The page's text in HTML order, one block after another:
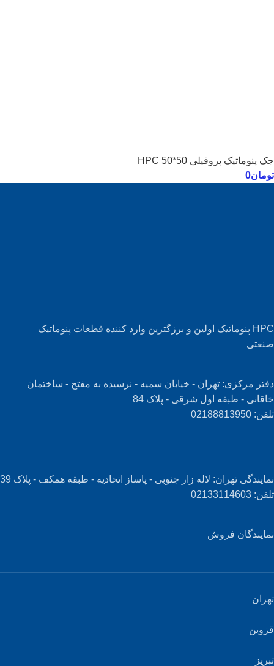
جک پنوماتیک پروفیلی 50*50 HPC
تومان0
HPC پنوماتیک اولین و برزگترین وارد کننده قطعات پنوماتیک
صنعتی
دفتر مرکزی: تهران - خیابان سمیه - نرسیده به مفتح - ساختمان
خاقانی - طبقه اول شرقی - پلاک 84
تلفن: 02188813950
نمایندگی تهران: لاله زار جنوبی - پاساز اتحادیه - طبقه همکف - پلاک 39
تلفن: 02133114603
نمایندگان فروش
تهران
قزوین
تبریز